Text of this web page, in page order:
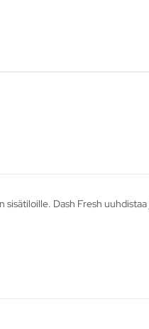
Dash Fresh uuhdistaa